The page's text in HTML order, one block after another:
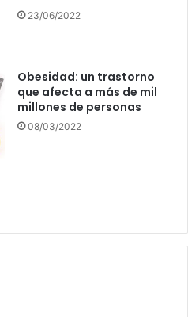
23/06/2022
Obesidad: un trastorno
que afecta a más de mil
millones de personas
08/03/2022